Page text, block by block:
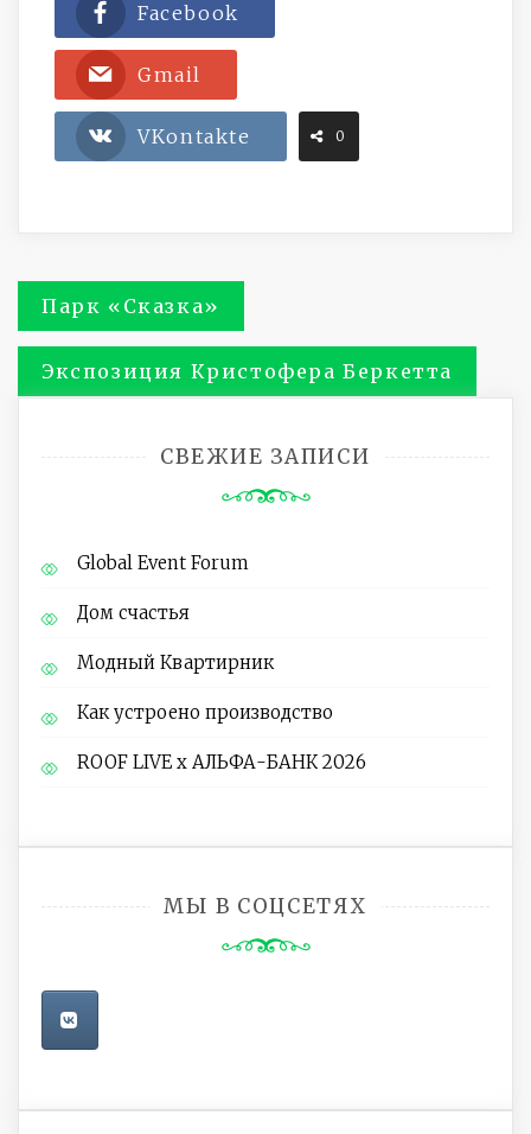
Facebook
Gmail
VKontakte 0
Навигация
по
записям
Парк «Сказка»
Экспозиция Кристофера Беркетта
СВЕЖИЕ ЗАПИСИ
Global Event Forum
Дом счастья
Модный Квартирник
Как устроено производство
ROOF LIVE x АЛЬФА-БАНК 2026
МЫ В СОЦСЕТЯХ